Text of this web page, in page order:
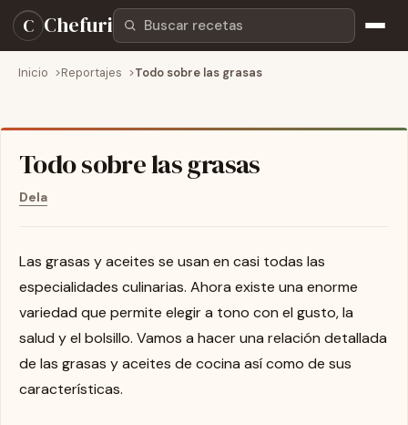
C ChefuriBuscar recetas
Inicio Reportajes Todo sobre las grasas
Todo sobre las grasas
Dela
Las grasas y aceites se usan en casi todas las
especialidades culinarias. Ahora existe una enorme
variedad que permite elegir a tono con el gusto, la
salud y el bolsillo. Vamos a hacer una relación detallada
de las grasas y aceites de cocina así como de sus
características.